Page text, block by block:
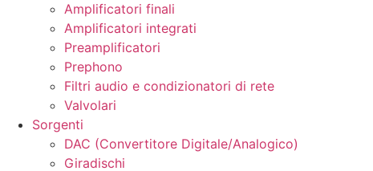
Amplificatori finali
Amplificatori integrati
Preamplificatori
Prephono
Filtri audio e condizionatori di rete
Valvolari
Sorgenti
DAC (Convertitore Digitale/Analogico)
Giradischi